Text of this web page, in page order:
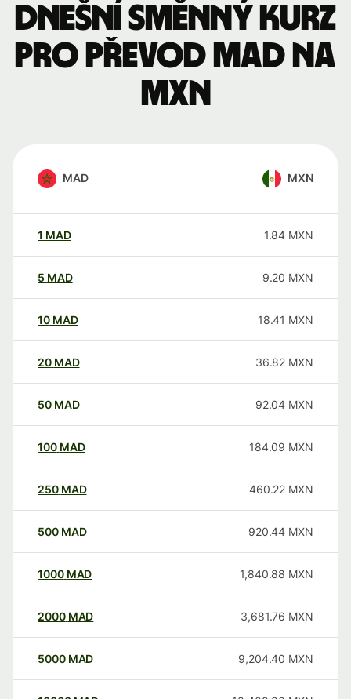
Dnešní směnný kurz
pro převod MAD na
MXN
MAD MXN
1 MAD 1.84 MXN
5 MAD 9.20 MXN
10 MAD 18.41 MXN
20 MAD 36.82 MXN
50 MAD 92.04 MXN
100 MAD 184.09 MXN
250 MAD 460.22 MXN
500 MAD 920.44 MXN
1000 MAD 1,840.88 MXN
2000 MAD 3,681.76 MXN
5000 MAD 9,204.40 MXN